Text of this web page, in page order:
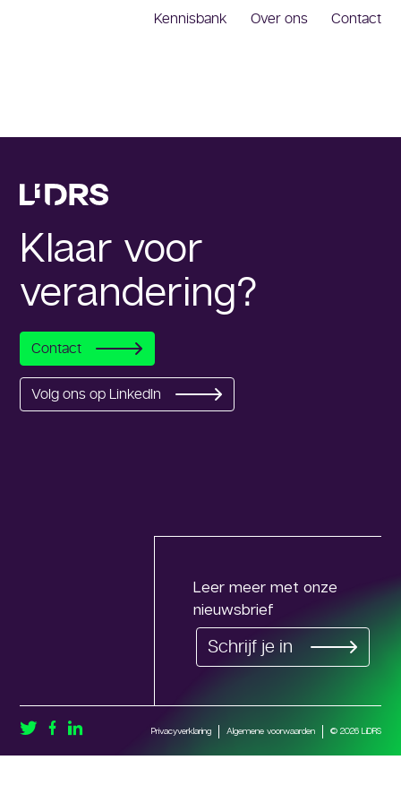
Kennisbank Over ons Contact
Klaar voor
verandering?
Contact
Volg ons op LinkedIn
Leer meer met onze
nieuwsbrief
Schrijf je in
Privacyverklaring Algemene voorwaarden © 2026 LiDRS